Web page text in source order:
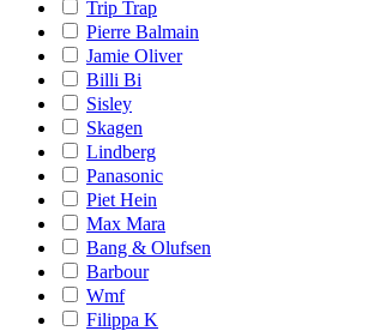
Trip Trap
Pierre Balmain
Jamie Oliver
Billi Bi
Sisley
Skagen
Lindberg
Panasonic
Piet Hein
Max Mara
Bang & Olufsen
Barbour
Wmf
Filippa K